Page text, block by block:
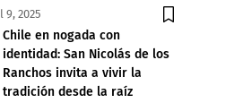
9, 2025
Chile en nogada con
identidad: San Nicolás de los
Ranchos invita a vivir la
tradición desde la raíz